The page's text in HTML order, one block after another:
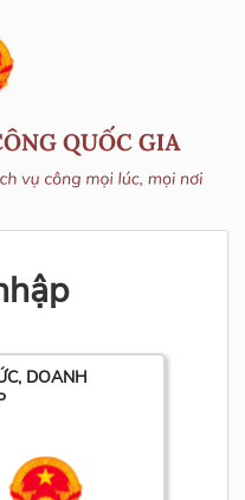
DOANH